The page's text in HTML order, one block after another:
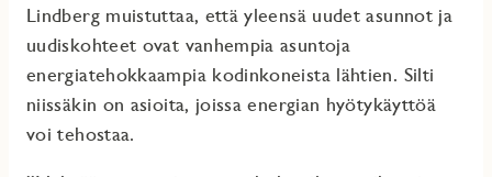
Lindberg muistuttaa, että yleensä uudet asunnot ja
uudiskohteet ovat vanhempia asuntoja
energiatehokkaampia kodinkoneista lähtien. Silti
niissäkin on asioita, joissa energian hyötykäyttöä
voi tehostaa.